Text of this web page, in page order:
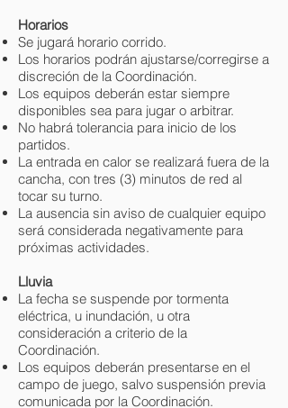
Horarios
Se jugará horario corrido.
Los horarios podrán ajustarse/corregirse a
discreción de la Coordinación.
Los equipos deberán estar siempre
disponibles sea para jugar o arbitrar.
No habrá tolerancia para inicio de los
partidos.
La entrada en calor se realizará fuera de la
cancha, con tres (3) minutos de red al
tocar su turno.
La ausencia sin aviso de cualquier equipo
será considerada negativamente para
próximas actividades.
Lluvia
La fecha se suspende por tormenta
eléctrica, u inundación, u otra
consideración a criterio de la
Coordinación.
Los equipos deberán presentarse en el
campo de juego, salvo suspensión previa
comunicada por la Coordinación.